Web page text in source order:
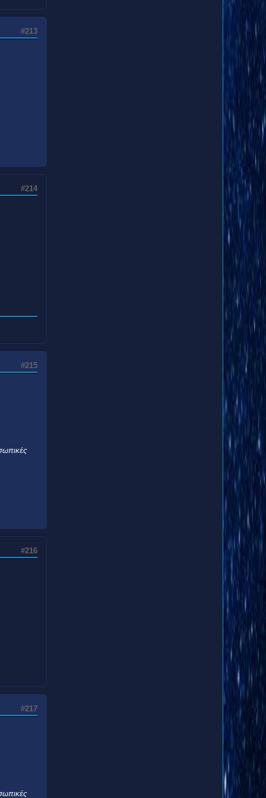
#213
#214
#215
#216
#217